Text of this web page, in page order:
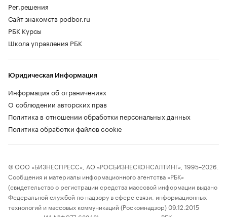
Рег.решения
Сайт знакомств podbor.ru
РБК Курсы
Школа управления РБК
Юридическая Информация
Информация об ограничениях
О соблюдении авторских прав
Политика в отношении обработки персональных данных
Политика обработки файлов cookie
© ООО «БИЗНЕСПРЕСС», АО «РОСБИЗНЕСКОНСАЛТИНГ», 1995–2026.
Сообщения и материалы информационного агентства «РБК»
(свидетельство о регистрации средства массовой информации выдано
Федеральной службой по надзору в сфере связи, информационных
технологий и массовых коммуникаций (Роскомнадзор) 09.12.2015